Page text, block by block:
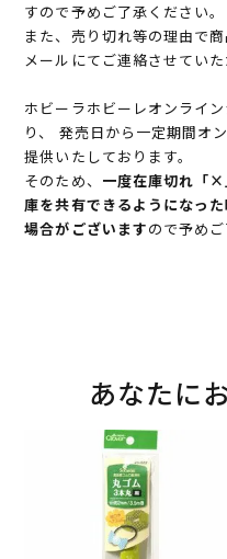
すので予めご了承ください。
また、売り切れ等の理由で
メールにてご連絡させていた
ホビーラホビーレオンライ
り、 発売日から一定期間オ
提供いたしております。
そのため、 一度在庫切れ「×
庫を共有できるようになっ
場合がございますので予めご
あなたに